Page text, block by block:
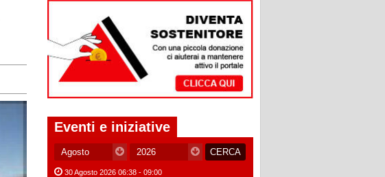
Eventi e iniziative
30 Agosto 2026 06:38 - 09:00